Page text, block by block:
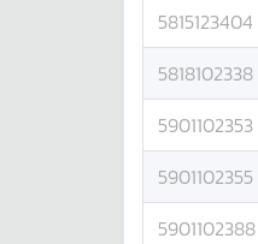
5815123404
5818102338
5901102353
5901102355
5901102388